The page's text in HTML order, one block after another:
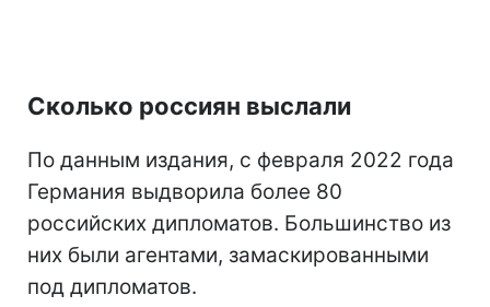
Сколько россиян выслали
По данным издания, с февраля 2022 года
Германия выдворила более 80
российских дипломатов. Большинство из
них были агентами, замаскированными
под дипломатов.